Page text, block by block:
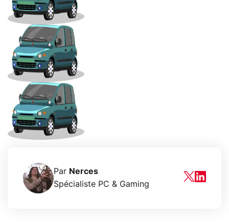
Par Nerces
Spécialiste PC & Gaming